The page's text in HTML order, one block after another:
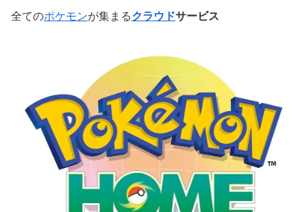
全てのポケモンが集まるクラウドサービス